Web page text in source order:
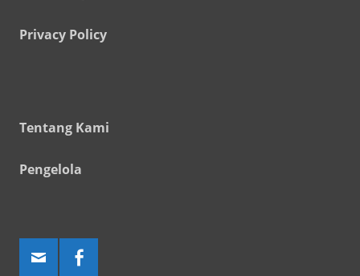
Privacy Policy
Tentang Kami
Pengelola